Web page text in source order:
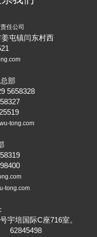
任公司
屯镇闫东村西
部
5658328
tong.com
tong.com
宇培国际C座716室。
62845498